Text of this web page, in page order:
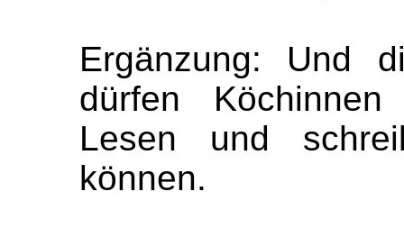
Ergänzung: Und
dürfen
Lesen und
können.